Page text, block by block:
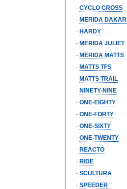
- CYCLO CROSS
- MERIDA DAKAR
- HARDY
- MERIDA JULIET
- MERIDA MATTS
- MATTS TFS
- MATTS TRAIL
- NINETY-NINE
- ONE-EIGHTY
- ONE-FORTY
- ONE-SIXTY
- ONE-TWENTY
- REACTO
- RIDE
- SCULTURA
- SPEEDER